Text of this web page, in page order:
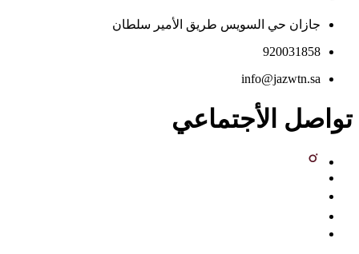
جازان حي السويس طريق الأمير سلطان
920031858
info@jazwtn.sa
تواصل الأجتماعي